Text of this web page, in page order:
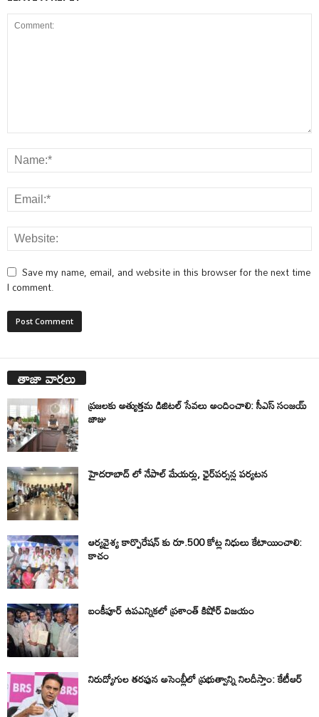
Save my name, email, and website in this browser for the next time
I comment.
తాజా వార్తలు
ప్రజలకు అత్యుత్తమ డిజిటల్ సేవలు అందించాలి: సీఎస్ సంజయ్
జాజు
హైదరాబాద్ లో నేపాల్ మేయర్లు, ఛైర్‌పర్సన్ల పర్యటన
ఆర్యవైశ్య కార్పొరేషన్ కు రూ.500 కోట్ల నిధులు కేటాయించాలి:
కాచం
బంకీపూర్ ఉపఎన్నికలో ప్రశాంత్ కిషోర్ విజయం
నిరుద్యోగుల తరఫున అసెంబ్లీలో ప్రభుత్వాన్ని నిలదీస్తాం: కేటీఆర్